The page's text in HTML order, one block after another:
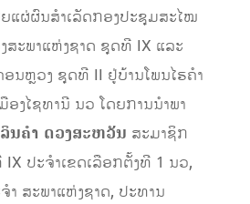
ແຜ່ຜົນສຳເລັດກອງປະຊຸມສະໄໝ
ສະພາແຫ່ງຊາດ ຊຸດທີ IX ແລະ
ນຫຼວງ ຊຸດທີ II ຢູ່ບ້ານໂພນໄຮຄຳ
ອງໄຊທານີ ນວ ໂດຍການນຳພາ
ນຄຳ ດວງສະຫວັນ ສະມາຊິກ
ປະຈໍາເຂດເລືອກຕັ້ງທີ 1 ນວ,
ຳ ສະພາແຫ່ງຊາດ, ປະທານ